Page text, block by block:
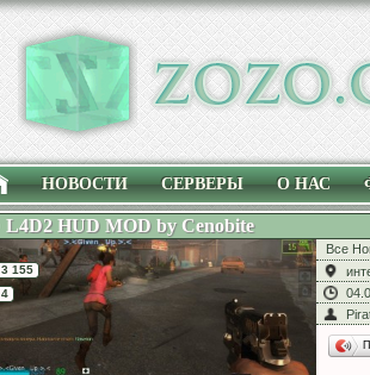
НОВОСТИ СЕРВЕРЫ О НАС
L4D2 HUD MOD by Cenobite
Все
3 155
4